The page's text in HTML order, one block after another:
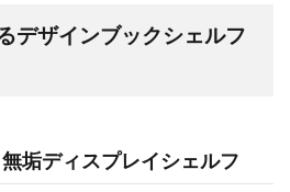
デザインブックシェルフ
垢ディスプレイシェルフ